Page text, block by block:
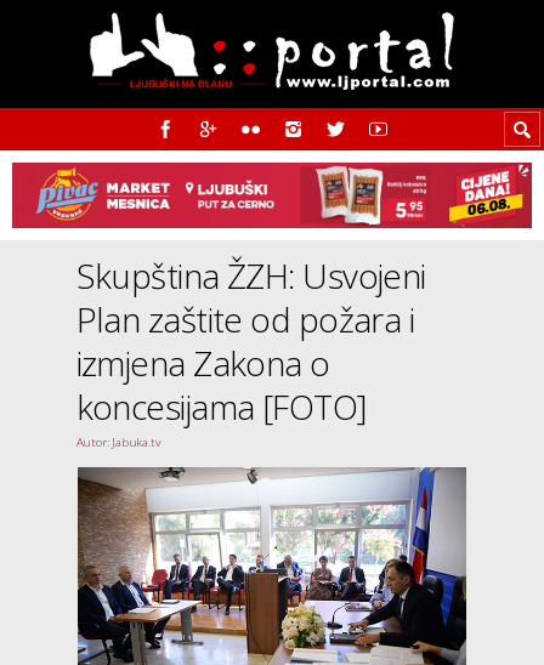
Skupština ŽZH: Usvojeni
Plan zaštite od požara i
izmjena Zakona o
koncesijama [FOTO]
Autor: Jabuka.tv